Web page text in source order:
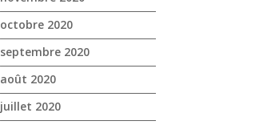
octobre 2020
septembre 2020
août 2020
juillet 2020